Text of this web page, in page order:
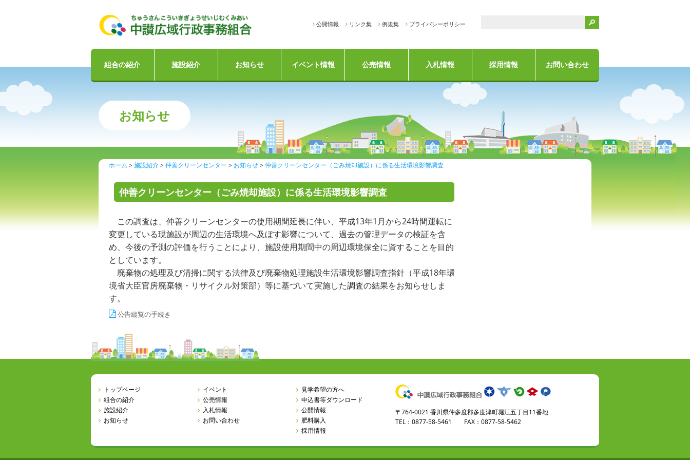
公開情報 リンク集 例規集 プライバシーポリシー 検索
組合の紹介 施設紹介 お知らせ イベント情報 公売情報 入札情報 採用情報 お問い合わせ
お知らせ
ホーム 施設紹介 仲善クリーンセンター お知らせ 仲善クリーンセンター（ごみ焼却施設）に係る生活環境影響調査
仲善クリーンセンター（ごみ焼却施設）に係る生活環境影響調査
この調査は、仲善クリーンセンターの使用期間延長に伴い、平成13年1月から24時間運転に
変更している現施設が周辺の生活環境へ及ぼす影響について、過去の管理データの検証を含
め、今後の予測の評価を行うことにより、施設使用期間中の周辺環境保全に資することを目的
としています。
廃棄物の処理及び清掃に関する法律及び廃棄物処理施設生活環境影響調査指針（平成18年環
境省大臣官房廃棄物・リサイクル対策部）等に基づいて実施した調査の結果をお知らせしま
す。
公告縦覧の手続き
トップページ
組合の紹介
施設紹介
お知らせ
イベント
公売情報
入札情報
お問い合わせ
見学希望の方へ
申込書等ダウンロード
公開情報
肥料購入
採用情報
〒764-0021 香川県仲多度郡多度津町堀江五丁目11番地
TEL：0877-58-5461 FAX：0877-58-5462